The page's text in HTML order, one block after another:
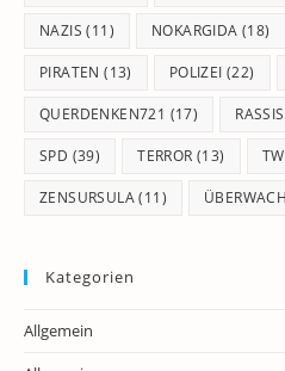
NAZIS (11) NOKARGIDA (18)
PIRATEN (13) POLIZEI (22)
QUERDENKEN721 (17)
SPD (39) TERROR (13)
ZENSURSULA(11)
Kategorien
Allgemein